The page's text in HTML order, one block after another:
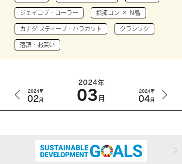
ジェイコブ・コーラー 指揮コン × Ｎ響
カナダ スティーブ・バラカット クラシック
落語・お笑い
2024年
02月
2024年
03 月
2024年
04月